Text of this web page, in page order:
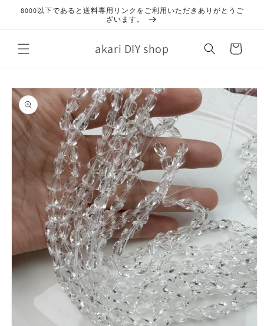
ンツに
8000以下であると送料専用リンクをご利用いただきありがとうご
ざいます。
akari DIY shop
ー
商品情
報にス
キップ